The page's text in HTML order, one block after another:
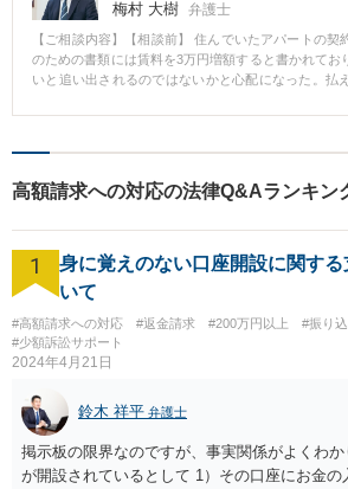
梅村 大樹 弁護士
【ご相談内容】【相談前】 住んでいたアパートの契
のための書類には賃料を3万円増額すると書かれてお
いと追い出されるのではないかと心配になった。払
を満たす必要があり、要件を満たしておらず家賃増
類が届くことがある。これに同意すると増額した家
ない。家賃の増額には一定条件を満たす必要がある
高額請求への対応の法律Q&Aランキン
1
身に覚えのない口座開設に関す
いて
#高額請求への対応 #返金請求 #200万円以上 #振り
#少額訴訟サポート
2024年4月21日
鈴木 祥平 弁護士
掲示板の限界なのですが、事実関係がよくわ
が開設されているとして 1）その口座にお金の